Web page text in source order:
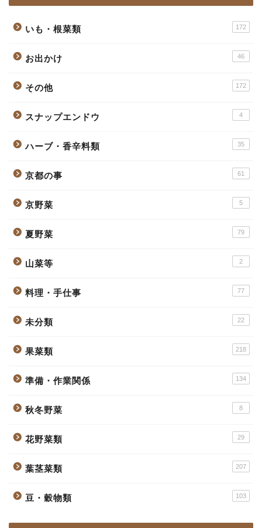
いも・根菜類 172
お出かけ 46
その他 172
スナップエンドウ 4
ハーブ・香辛料類 35
京都の事 61
京野菜 5
夏野菜 79
山菜等 2
料理・手仕事 77
未分類 22
果菜類 218
準備・作業関係 134
秋冬野菜 8
花野菜類 29
葉茎菜類 207
豆・穀物類 103